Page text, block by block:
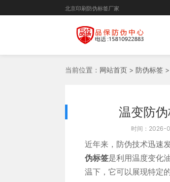
北京印刷防伪标签厂家
当前位置： 网站首页 > 防伪标签 >
温变防
时间：2026-
近年来，防伪技术迅速
伪标签是利用温度变化
温下，它可以展现特定